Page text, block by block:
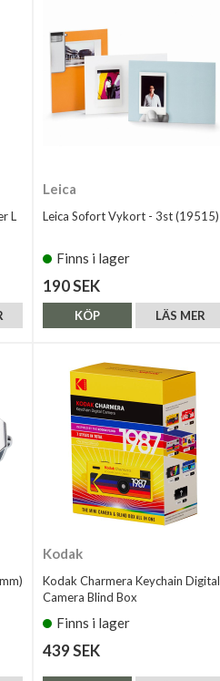
L
Leica
Leica Sofort Vykort - 3st (19515)
Finns i lager
190 SEK
LÄS MER
KÖP
Kodak
Kodak Charmera Keychain Digital
Camera Blind Box
Finns i lager
439 SEK